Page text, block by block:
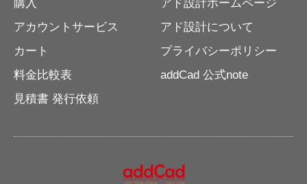
購入
アカウントサービス
カート
料金比較表
見積書 発行依頼
アド設計ホームページ
アド設計について
プライバシーポリシー
addCad 公式note